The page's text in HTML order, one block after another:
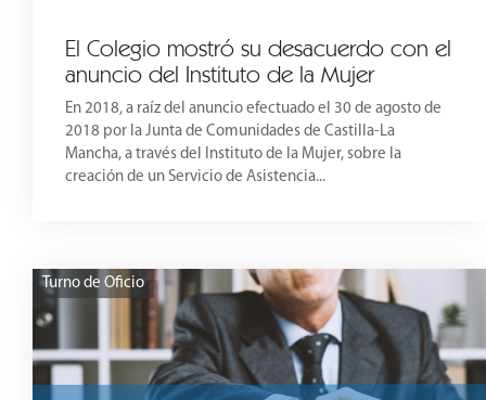
El Colegio mostró su desacuerdo con el
anuncio del Instituto de la Mujer
En 2018, a raíz del anuncio efectuado el 30 de agosto de
2018 por la Junta de Comunidades de Castilla-La
Mancha, a través del Instituto de la Mujer, sobre la
creación de un Servicio de Asistencia...
Turno de Oficio